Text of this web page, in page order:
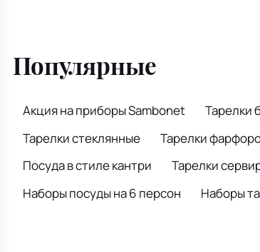
Популярные
Акция на приборы Sambonet Тарелки
Тарелки стеклянные
Тарелки
Посуда в стиле кантри
Тарелки
Наборы посуды на 6 персон
Наборы